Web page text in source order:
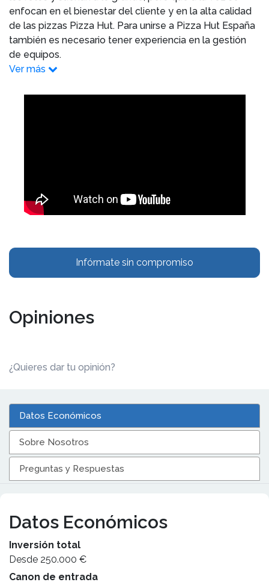
enfocan en el bienestar del cliente y en la alta calidad
de las pizzas Pizza Hut. Para unirse a Pizza Hut España
también es necesario tener experiencia en la gestión
de equipos.
Ver más
Infórmate sin compromiso
Opiniones
¿Quieres dar tu opinión?
Datos Económicos
Sobre Nosotros
Preguntas y Respuestas
Datos Económicos
Inversión total
Desde 250.000 €
Canon de entrada